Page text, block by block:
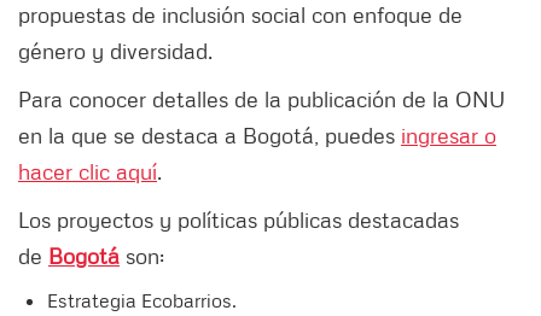
propuestas de inclusión social con enfoque de
género y diversidad.
Para conocer detalles de la publicación de la ONU
en la que se destaca a Bogotá, puedes ingresar o
hacer clic aquí.
Los proyectos y políticas públicas destacadas
de Bogotá son:
Estrategia Ecobarrios.